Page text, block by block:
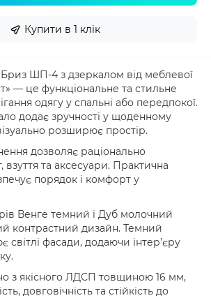
Купити в 1 клік
ШП-4 з дзеркалом від меблевої
— це функціональне та стильне
одягу у спальні або передпокої.
додає зручності у щоденному
розширює простір.
дозволяє раціонально
взуття та аксесуари. Практична
порядок і комфорт у
Венге темний і Дуб молочний
контрастний дизайн. Темний
світлі фасади, додаючи інтер’єру
з якісного ЛДСП товщиною 16 мм,
довговічність та стійкість до